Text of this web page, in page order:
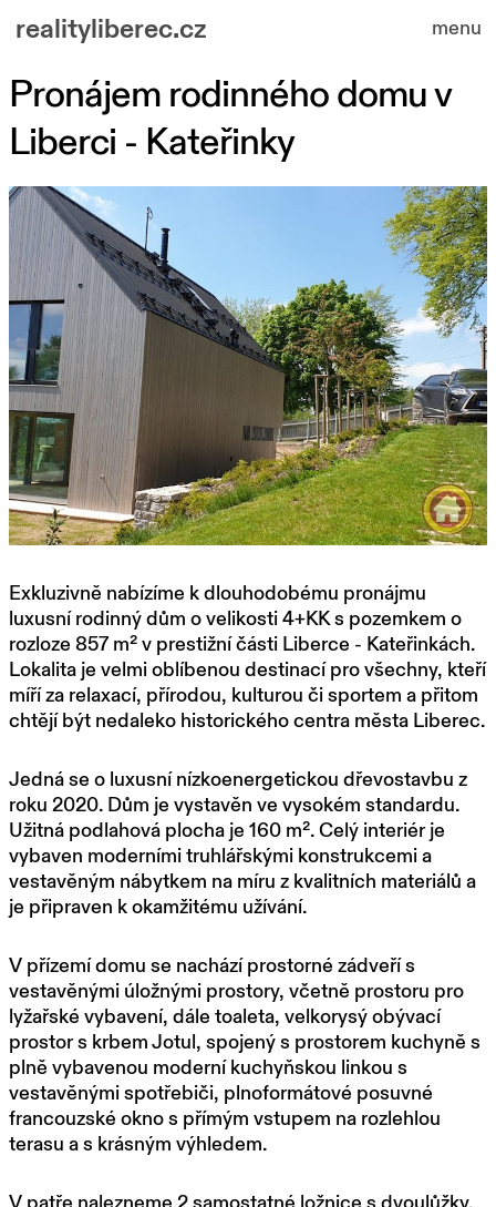
realityliberec.cz menu
nabízené nemovitosti
o nás
kontakt
Pronájem rodinného domu v
Liberci - Kateřinky
Exkluzivně nabízíme k dlouhodobému pronájmu
luxusní rodinný dům o velikosti 4+KK s pozemkem o
rozloze 857 m² v prestižní části Liberce - Kateřinkách.
Lokalita je velmi oblíbenou destinací pro všechny, kteří
míří za relaxací, přírodou, kulturou či sportem a přitom
chtějí být nedaleko historického centra města Liberec.
Jedná se o luxusní nízkoenergetickou dřevostavbu z
roku 2020. Dům je vystavěn ve vysokém standardu.
Užitná podlahová plocha je 160 m². Celý interiér je
vybaven moderními truhlářskými konstrukcemi a
vestavěným nábytkem na míru z kvalitních materiálů a
je připraven k okamžitému užívání.
V přízemí domu se nachází prostorné zádveří s
vestavěnými úložnými prostory, včetně prostoru pro
lyžařské vybavení, dále toaleta, velkorysý obývací
prostor s krbem Jotul, spojený s prostorem kuchyně s
plně vybavenou moderní kuchyňskou linkou s
vestavěnými spotřebiči, plnoformátové posuvné
francouzské okno s přímým vstupem na rozlehlou
terasu a s krásným výhledem.